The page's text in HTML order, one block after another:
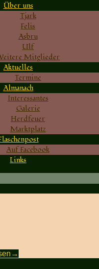
Über uns
Tjark
Felis
Asbru
Ulf
Mitglieder
Aktuelles
Termine
Almanach
Interessantes
Galerie
Herdfeuer
Marktplatz
Auf Facebook
Links
→